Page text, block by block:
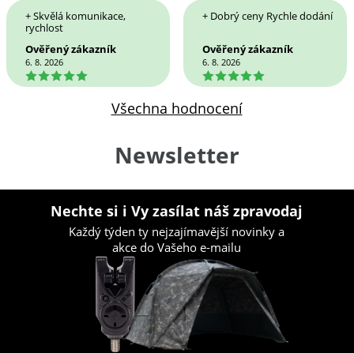
+ Skvělá komunikace,
rychlost
Ověřený zákazník
6. 8. 2026
5
+ Dobrý ceny Rychle dodání
Ověřený zákazník
6. 8. 2026
5
Všechna hodnocení
Newsletter
Nechte si i Vy zasílat náš zpravodaj
Každý týden ty nejzajímavější novinky a
akce do Vašeho e-mailu